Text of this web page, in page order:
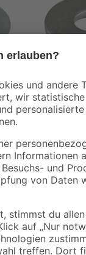
toom
0,49 €
Schwere
Schlüsselschrauben